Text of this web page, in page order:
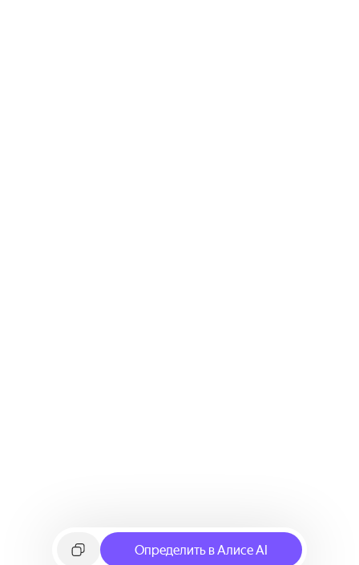
Определить в Алисе AI